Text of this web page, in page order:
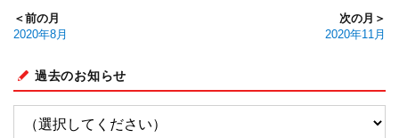
＜前の月
2020年8月
次の月＞
2020年11月
過去のお知らせ